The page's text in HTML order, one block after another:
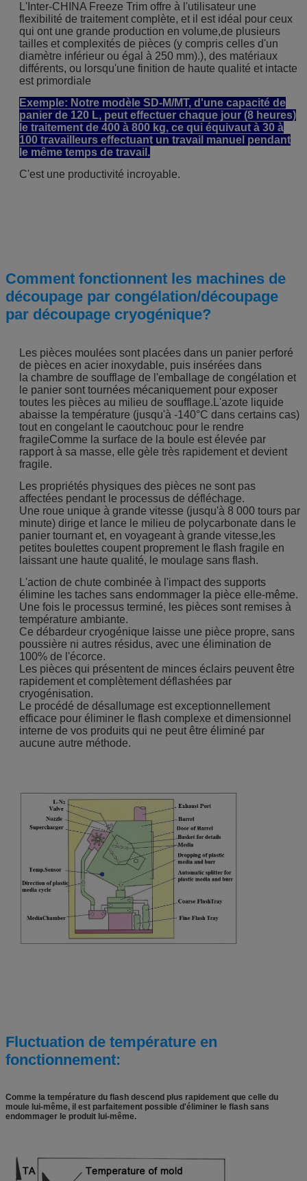
L'Inter-CHINA Freeze Trim offre à l'utilisateur une
flexibilité de traitement complète, et il est idéal pour ceux
qui ont une grande production en volume,de plusieurs
tailles et complexités de pièces (y compris celles d'un
diamètre inférieur ou égal à 250 mm).), des matériaux
différents, ou lorsqu'une finition de haute qualité et intacte
est primordiale
Exemple: Notre modèle SD-M/MT, d'une capacité de
panier de 120 L, peut effectuer chaque jour (8 heures)
le traitement de 400 à 800 kg, ce qui équivaut à 30 à
100 travailleurs effectuant un travail manuel pendant
le même temps de travail.
C'est une productivité incroyable.
Comment fonctionnent les machines de
découpage par congélation/découpage
par découpage cryogénique?
Les pièces moulées sont placées dans un panier perforé
de pièces en acier inoxydable, puis insérées dans
la chambre de soufflage de l'emballage de congélation et
le panier sont tournées mécaniquement pour exposer
toutes les pièces au milieu de soufflage.L'azote liquide
abaisse la température (jusqu'à -140°C dans certains cas)
tout en congelant le caoutchouc pour le rendre
fragileComme la surface de la boule est élevée par
rapport à sa masse, elle gèle très rapidement et devient
fragile.
Les propriétés physiques des pièces ne sont pas
affectées pendant le processus de défléchage.
Une roue unique à grande vitesse (jusqu'à 8 000 tours par
minute) dirige et lance le milieu de polycarbonate dans le
panier tournant et, en voyageant à grande vitesse,les
petites boulettes coupent proprement le flash fragile en
laissant une haute qualité, le moulage sans flash.
L'action de chute combinée à l'impact des supports
élimine les taches sans endommager la pièce elle-même.
Une fois le processus terminé, les pièces sont remises à
température ambiante.
Ce débardeur cryogénique laisse une pièce propre, sans
poussière ni autres résidus, avec une élimination de
100% de l'écorce.
Les pièces qui présentent de minces éclairs peuvent être
rapidement et complètement déflashées par
cryogénisation.
Le procédé de désallumage est exceptionnellement
efficace pour éliminer le flash complexe et dimensionnel
interne de vos produits qui ne peut être éliminé par
aucune autre méthode.
Fluctuation de température en
fonctionnement:
Comme la température du flash descend plus rapidement que celle du
moule lui-même, il est parfaitement possible d'éliminer le flash sans
endommager le produit lui-même.